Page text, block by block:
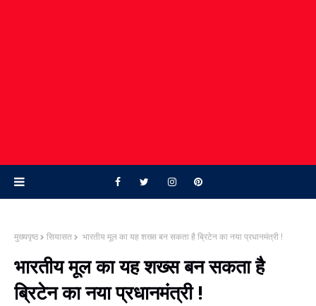
मुख्यपृष्ठ सियासत भारतीय मूल का यह शख्‍स बन सकता है ब्रिटेन का नया प्रधानमंत्री !
भारतीय मूल का यह शख्‍स बन सकता है
ब्रिटेन का नया प्रधानमंत्री !